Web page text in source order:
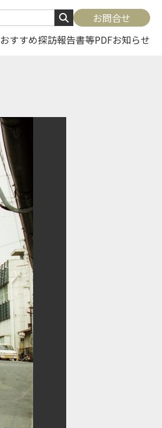
お問合せ
おすすめ探訪報告書等PDFお知らせ